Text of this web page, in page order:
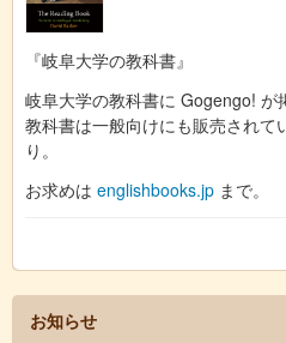
『岐阜大学の教科書』
岐阜大学の教科書に Gogengo! が
教科書は一般向けにも販売されて
り。
お求めは englishbooks.jp まで。
お知らせ